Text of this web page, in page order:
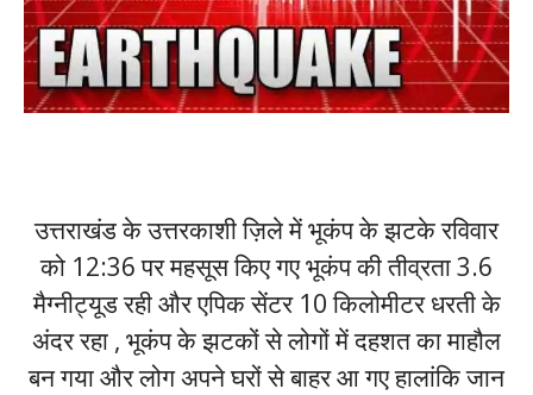
उत्तराखंड के उत्तरकाशी ज़िले में भूकंप के झटके रविवार
को 12:36 पर महसूस किए गए भूकंप की तीव्रता 3.6
मैग्नीट्यूड रही और एपिक सेंटर 10 किलोमीटर धरती के
अंदर रहा , भूकंप के झटकों से लोगों में दहशत का माहौल
बन गया और लोग अपने घरों से बाहर आ गए हालांकि जान